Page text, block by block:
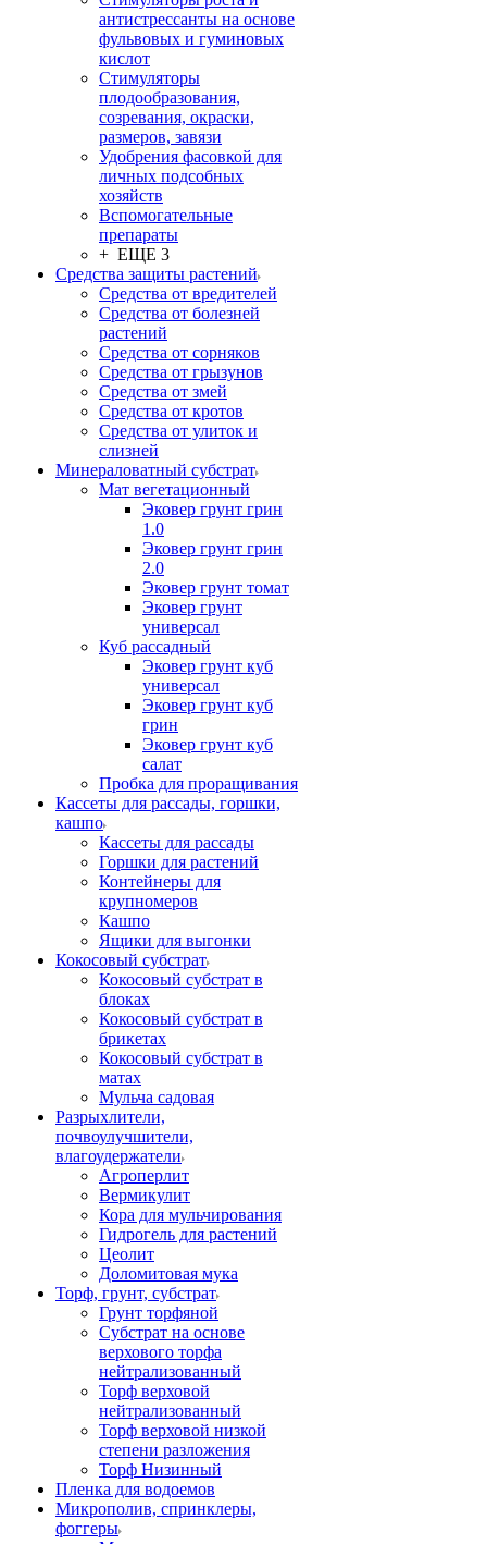
антистрессанты на основе
фульвовых и гуминовых
кислот
Стимуляторы
плодообразования,
созревания, окраски,
размеров, завязи
Удобрения фасовкой для
личных подсобных
хозяйств
Вспомогательные
препараты
+ ЕЩЕ 3
Средства защиты растений
Средства от вредителей
Средства от болезней
растений
Средства от сорняков
Средства от грызунов
Средства от змей
Средства от кротов
Средства от улиток и
слизней
Минераловатный субстрат
Мат вегетационный
Эковер грунт грин
1.0
Эковер грунт грин
2.0
Эковер грунт томат
Эковер грунт
универсал
Куб рассадный
Эковер грунт куб
универсал
Эковер грунт куб
грин
Эковер грунт куб
салат
Пробка для проращивания
Кассеты для рассады, горшки,
кашпо
Кассеты для рассады
Горшки для растений
Контейнеры для
крупномеров
Кашпо
Ящики для выгонки
Кокосовый субстрат
Кокосовый субстрат в
блоках
Кокосовый субстрат в
брикетах
Кокосовый субстрат в
матах
Мульча садовая
Разрыхлители,
почвоулучшители,
влагоудержатели
Агроперлит
Вермикулит
Кора для мульчирования
Гидрогель для растений
Цеолит
Доломитовая мука
Торф, грунт, субстрат
Грунт торфяной
Субстрат на основе
верхового торфа
нейтрализованный
Торф верховой
нейтрализованный
Торф верховой низкой
степени разложения
Торф Низинный
Пленка для водоемов
Микрополив, спринклеры,
фоггеры